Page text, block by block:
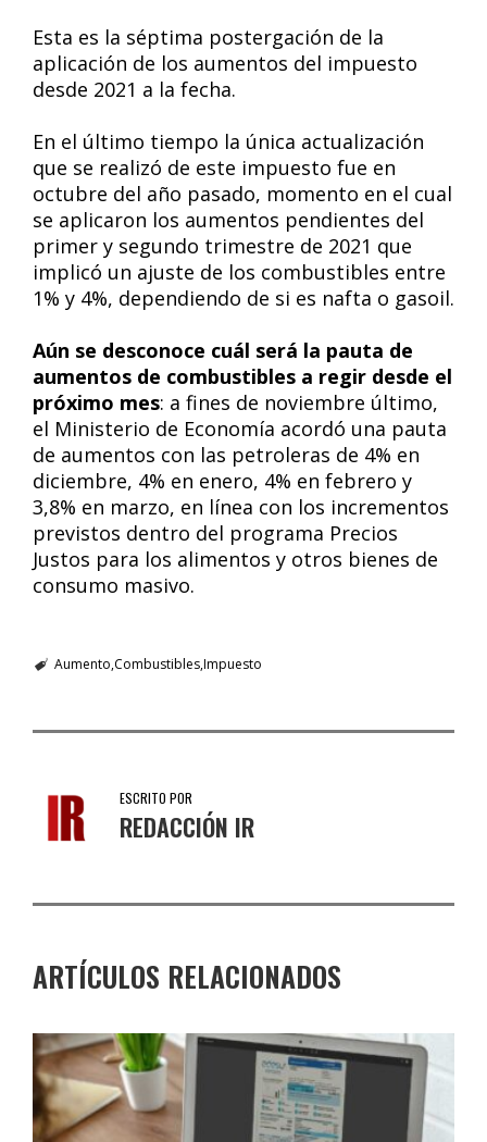
Esta es la séptima postergación de la
aplicación de los aumentos del impuesto
desde 2021 a la fecha.
En el último tiempo la única actualización
que se realizó de este impuesto fue en
octubre del año pasado, momento en el cual
se aplicaron los aumentos pendientes del
primer y segundo trimestre de 2021 que
implicó un ajuste de los combustibles entre
1% y 4%, dependiendo de si es nafta o gasoil.
Aún se desconoce cuál será la pauta de
aumentos de combustibles a regir desde el
próximo mes: a fines de noviembre último,
el Ministerio de Economía acordó una pauta
de aumentos con las petroleras de 4% en
diciembre, 4% en enero, 4% en febrero y
3,8% en marzo, en línea con los incrementos
previstos dentro del programa Precios
Justos para los alimentos y otros bienes de
consumo masivo.
Aumento CombustiblesImpuesto
ESCRITO POR
REDACCIÓN IR
ARTÍCULOS RELACIONADOS